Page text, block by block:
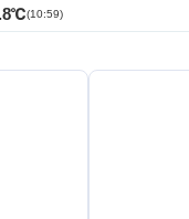
(10:59)